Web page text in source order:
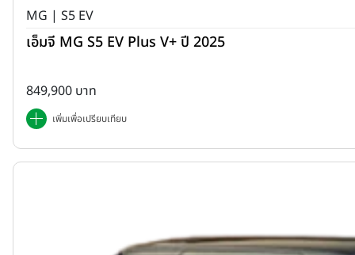
MG | S5 EV
เอ็มจี MG S5 EV Plus V+ ปี 2025
849,900 บาท
เพิ่มเพื่อเปรียบเทียบ